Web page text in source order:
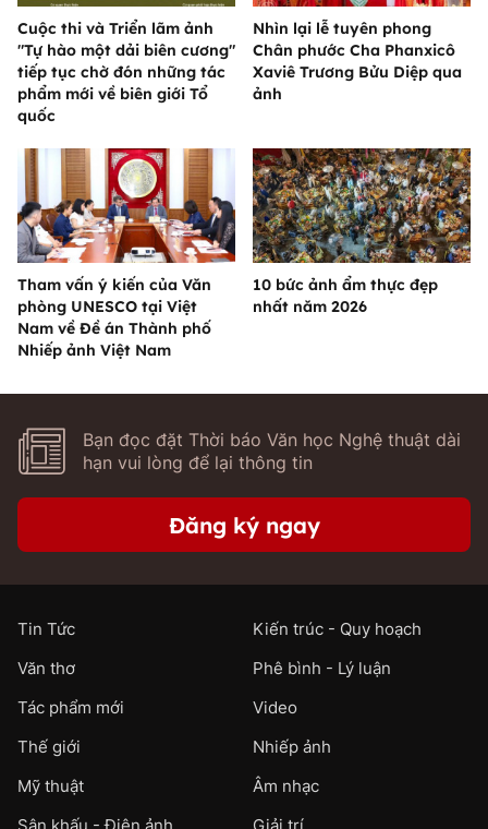
Cuộc thi và Triển lãm ảnh
"Tự hào một dải biên cương"
tiếp tục chờ đón những tác
phẩm mới về biên giới Tổ
quốc
Nhìn lại lễ tuyên phong
Chân phước Cha Phanxicô
Xaviê Trương Bửu Diệp qua
ảnh
Tham vấn ý kiến của Văn
phòng UNESCO tại Việt
Nam về Đề án Thành phố
Nhiếp ảnh Việt Nam
10 bức ảnh ẩm thực đẹp
nhất năm 2026
Bạn đọc đặt Thời báo Văn học Nghệ thuật dài
hạn vui lòng để lại thông tin
Đăng ký ngay
Tin Tức
Kiến trúc - Quy hoạch
Văn thơ
Phê bình - Lý luận
Tác phẩm mới
Video
Thế giới
Nhiếp ảnh
Mỹ thuật
Âm nhạc